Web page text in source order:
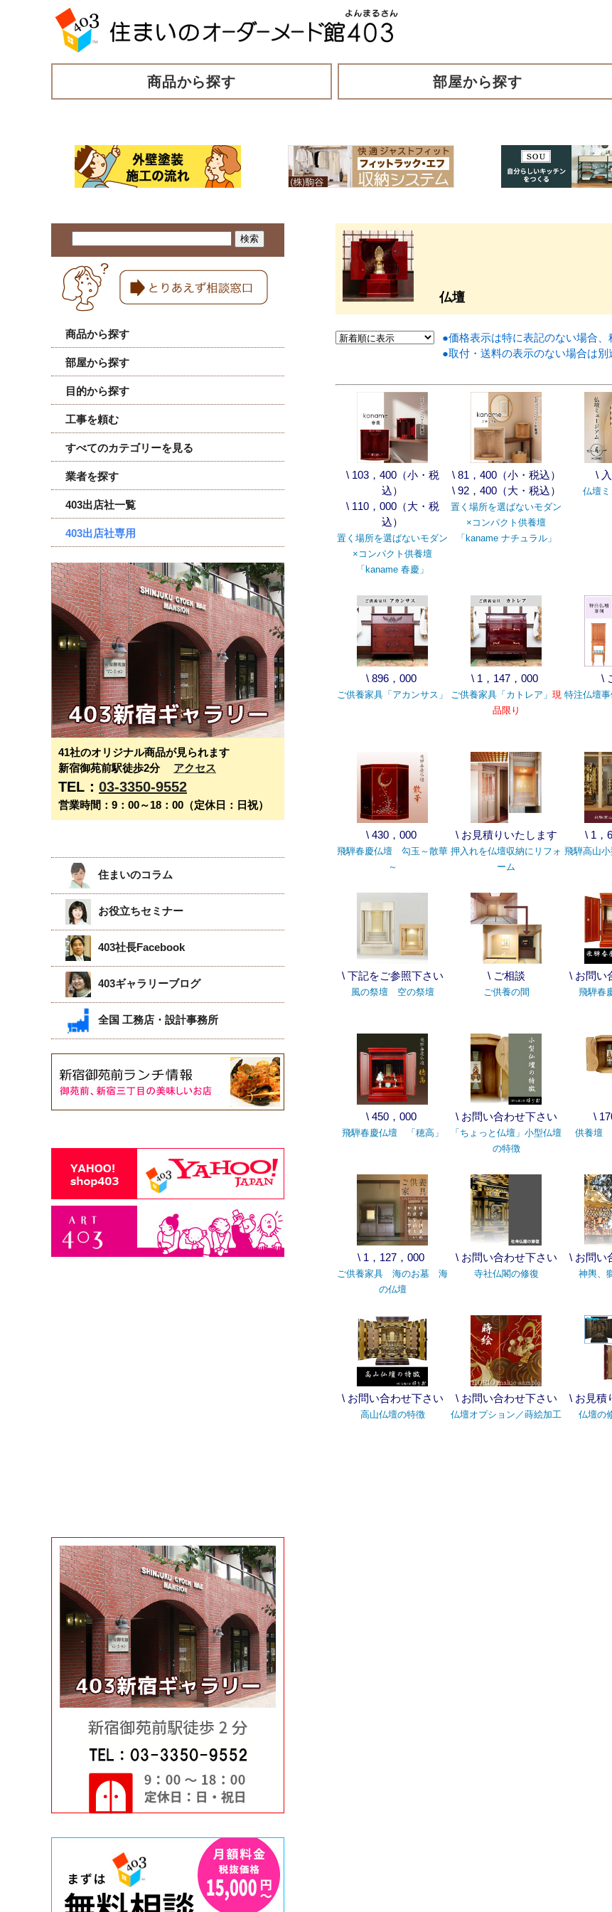
商品から探す 部屋から探す
商品から探す
部屋から探す
目的から探す
工事を頼む
すべてのカテゴリーを見る
業者を探す
403出店社一覧
403出店社専用
41社のオリジナル商品が見られます
新宿御苑前駅徒歩2分 アクセス
TEL： 03-3350-9552
営業時間：9：00～18：00（定休日：日祝）
住まいのコラム
お役立ちセミナー
403社長Facebook
403ギャラリーブログ
全国 工務店・設計事務所
仏壇
●価格表示は特に表記のない場合、
●取付・送料の表示のない場合は別
\ 103，400（小・税
込）
\ 110，000（大・税
込）
置く場所を選ばないモダン
×コンパクト供養壇
「kaname 春慶」
\ 81，400（小・税込）
\ 92，400（大・税込）
置く場所を選ばないモダン
×コンパクト供養壇
「kaname ナチュラル」
\
仏壇
\ 896，000
ご供養家具「アカンサス」
\ 1，147，000
ご供養家具「カトレア」 現
品限り
\
特注仏壇
\ 430，000
飛騨春慶仏壇 勾玉～散華
～
\ お見積りいたします
押入れを仏壇収納にリフォ
ーム
\ 1，
飛騨高山
\ 下記をご参照下さい
風の祭壇 空の祭壇
\ ご相談
ご供養の間
\ お問い
飛騨春
\ 450，000
飛騨春慶仏壇 「穂高」
\ お問い合わせ下さい
「ちょっと仏壇」小型仏壇
の特徴
\
供養壇
\ 1，127，000
ご供養家具 海のお墓 海
の仏壇
\ お問い合わせ下さい
寺社仏閣の修復
\ お問い
神輿、
\ お問い合わせ下さい
高山仏壇の特徴
\ お問い合わせ下さい
仏壇オプション／蒔絵加工
\ お見積
仏壇の